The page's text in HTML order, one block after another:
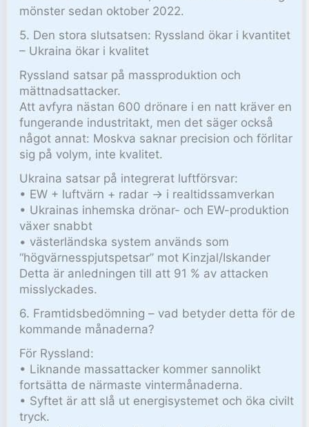
mönster sedan oktober 2022.
5. Den stora slutsatsen: Ryssland ökar i kvantitet
– Ukraina ökar i kvalitet
Ryssland satsar på massproduktion och
mättnadsattacker.
Att avfyra nästan 600 drönare i en natt kräver en
fungerande industritakt, men det säger också
något annat: Moskva saknar precision och förlitar
sig på volym, inte kvalitet.
Ukraina satsar på integrerat luftförsvar:
• EW + luftvärn + radar → i realtidssamverkan
• Ukrainas inhemska drönar- och EW-produktion
växer snabbt
• västerländska system används som
“högvärnesspjutspetsar” mot Kinzjal/Iskander
Detta är anledningen till att 91 % av attacken
misslyckades.
6. Framtidsbedömning – vad betyder detta för de
kommande månaderna?
För Ryssland:
• Liknande massattacker kommer sannolikt
fortsätta de närmaste vintermånaderna.
• Syftet är att slå ut energisystemet och öka civilt
tryck.